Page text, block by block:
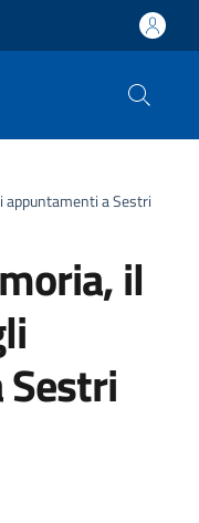
appuntamenti a Sestri
il